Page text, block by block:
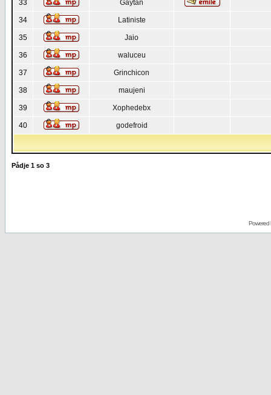
33 Gaytan
34 Latiniste
35 Jaio
36 waluceu
37 Grinchicon
38 maujeni
39 Xophedebx
40 godefroid
Pådje 1 so 3
Powered